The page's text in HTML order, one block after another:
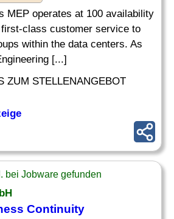
MEP operates at 100 availability
class customer service to
within the data centers. As
[...]
ZUM STELLENANGEBOT
bei Jobware gefunden
Continuity